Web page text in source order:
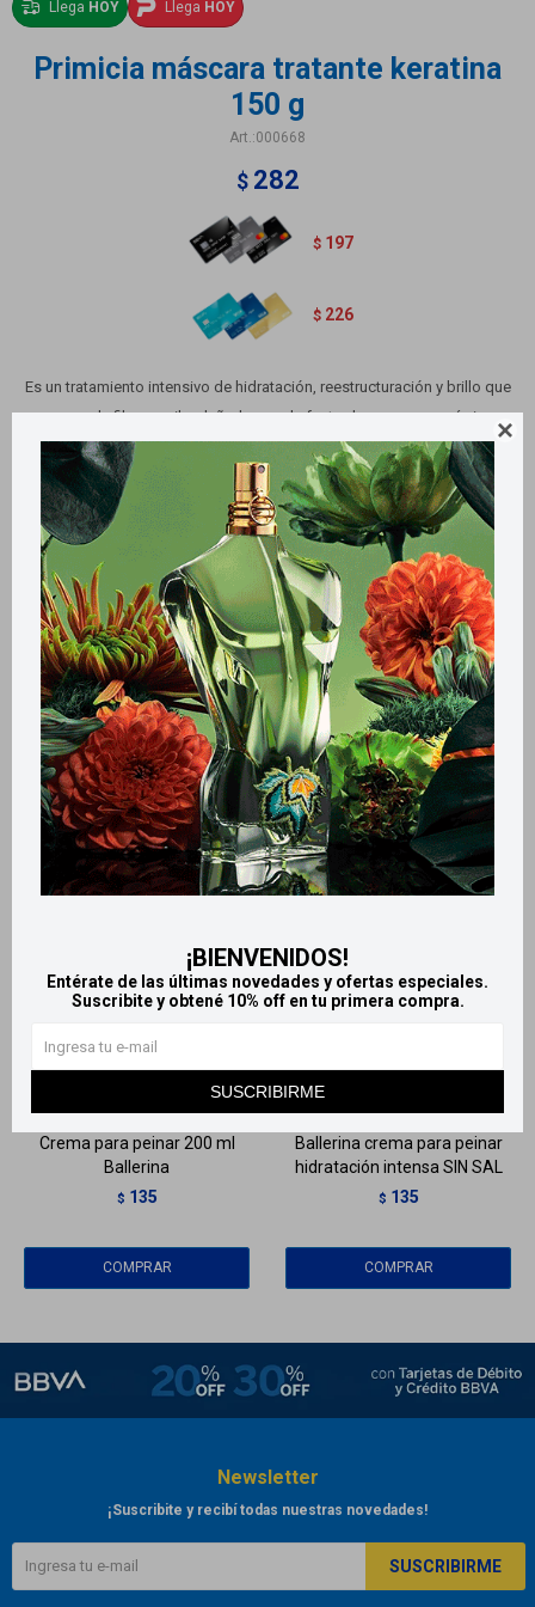

¡BIENVENIDOS!
Entérate de las últimas novedades y ofertas especiales.
Suscribite y obtené 10% off en tu primera compra.
SUSCRIBIRME
Llega HOY Llega HOY
Primicia máscara tratante keratina
150 g
000668
$ 282
$ 197
$ 226
Es un tratamiento intensivo de hidratación, reestructuración y brillo que
recupera la fibra capilar dañada por el efecto de procesos químicos
como el uso de tinturas, el laciado, la hidrocauterización, la permanente o
el brushing progresivo.
Métodos y costos de envío
Retiros gratuitos en tiendas
Productos que te pueden interesar
Llega
Crema para peinar 200 ml
Ballerina
$ 135
Ballerina crema para peinar
hidratación intensa SIN SAL
$ 135
Newsletter
¡Suscribite y recibí todas nuestras novedades!
SUSCRIBIRME